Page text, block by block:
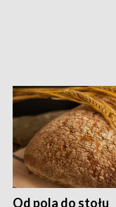
Od pola do stołu